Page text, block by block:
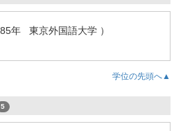
年 東京外国語大学 ）
学位の先頭へ▲
5